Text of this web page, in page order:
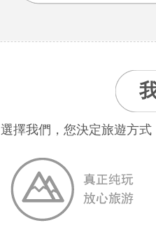
選擇我們，您決定旅遊方